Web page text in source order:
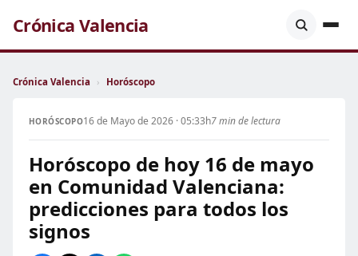
Crónica Valencia
Crónica Valencia › Horóscopo
HORÓSCOPO16 de Mayo de 2026 · 05:33h7 min de lectura
Horóscopo de hoy 16 de mayo
en Comunidad Valenciana:
predicciones para todos los
signos